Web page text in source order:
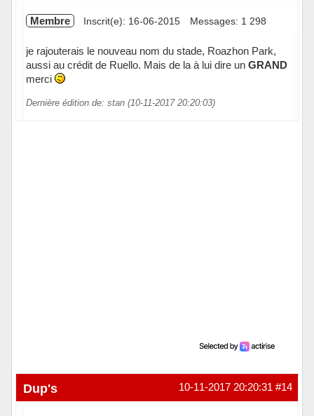
Membre Inscrit(e): 16-06-2015 Messages: 1 298
je rajouterais le nouveau nom du stade, Roazhon Park,
aussi au crédit de Ruello. Mais de la à lui dire un GRAND
merci
Dernière édition de: stan (10-11-2017 20:20:03)
#14
10-11-2017 20:20:31
Dup's